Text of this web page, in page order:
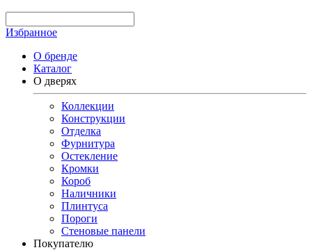
Избранное
О бренде
Каталог
О дверях
Коллекции
Конструкции
Отделка
Фурнитура
Остекление
Кромки
Короб
Наличники
Плинтуса
Пороги
Стеновые панели
Покупателю